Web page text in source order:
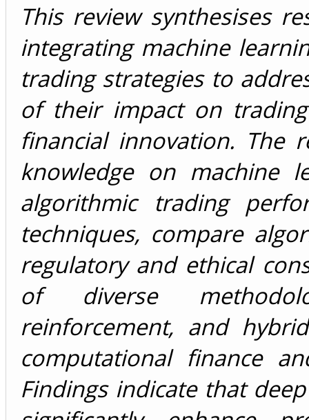
This review synthesises
integrating machine
trading strategies to
of their impact on
financial innovation. The
knowledge on machine
algorithmic trading
techniques, compare
regulatory and ethical
of diverse
reinforcement, and
computational finance
Findings indicate that